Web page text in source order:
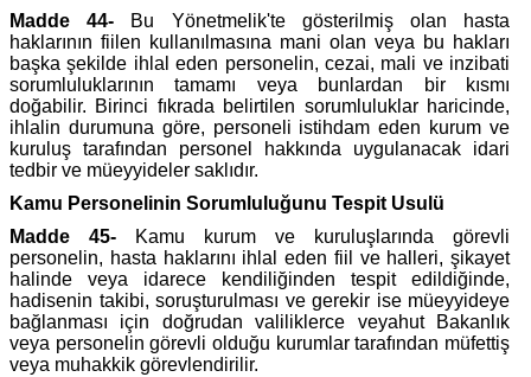
Madde 44- Bu Yönetmelik'te gösterilmiş olan hasta
haklarının fiilen kullanılmasına mani olan veya bu hakları
başka şekilde ihlal eden personelin, cezai, mali ve inzibati
sorumluluklarının tamamı veya bunlardan bir kısmı
doğabilir. Birinci fıkrada belirtilen sorumluluklar haricinde,
ihlalin durumuna göre, personeli istihdam eden kurum ve
kuruluş tarafından personel hakkında uygulanacak idari
tedbir ve müeyyideler saklıdır.
Kamu Personelinin Sorumluluğunu Tespit Usulü
Madde 45- Kamu kurum ve kuruluşlarında görevli
personelin, hasta haklarını ihlal eden fiil ve halleri, şikayet
halinde veya idarece kendiliğinden tespit edildiğinde,
hadisenin takibi, soruşturulması ve gerekir ise müeyyideye
bağlanması için doğrudan valiliklerce veyahut Bakanlık
veya personelin görevli olduğu kurumlar tarafından müfettiş
veya muhakkik görevlendirilir.